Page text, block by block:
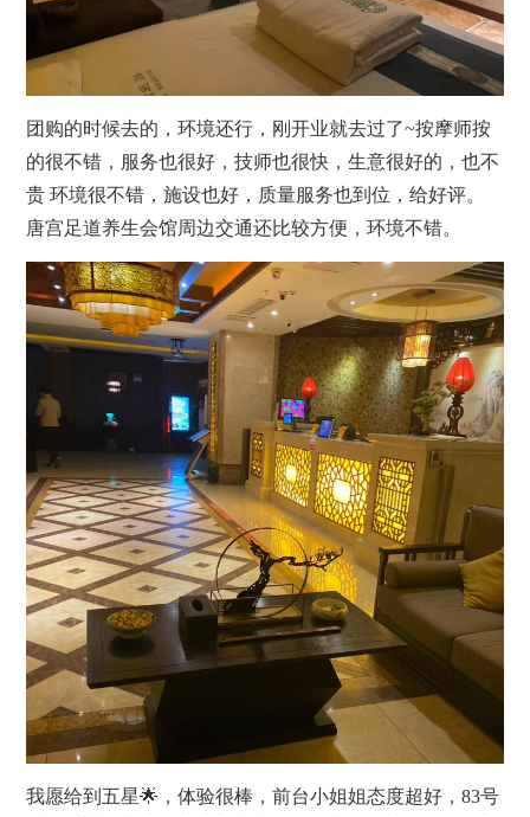
团购的时候去的，环境还行，刚开业就去过了~按摩师按
的很不错，服务也很好，技师也很快，生意很好的，也不
贵 环境很不错，施设也好，质量服务也到位，给好评。
唐宫足道养生会馆周边交通还比较方便，环境不错。
我愿给到五星🌟，体验很棒，前台小姐姐态度超好，83号